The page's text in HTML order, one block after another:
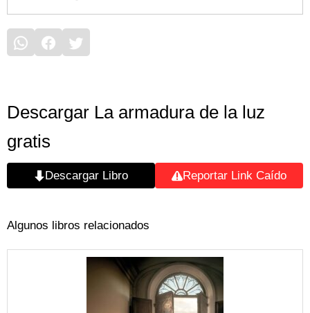
Descargar La armadura de la luz
gratis
Descargar Libro Reportar Link Caído
Algunos libros relacionados